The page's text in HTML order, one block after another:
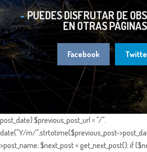
PUEDES DISFRUTAR DE
EN OTRAS PÁGINAS
Facebook
post_date) $previous_post_url = "/".
date("Y/m/",strtotime($previous_post-
>post_name; $next_post = get_next_post(); if